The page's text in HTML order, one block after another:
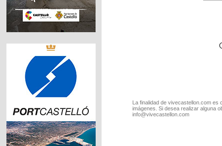
La finalidad de vivecastellon.com
imágenes. Si desea realizar alguna
info@vivecastellon.com